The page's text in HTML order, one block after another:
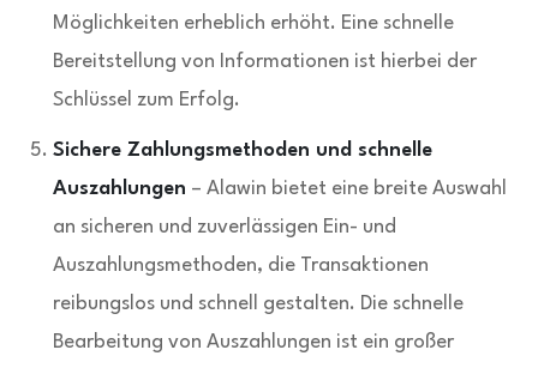
Möglichkeiten erheblich erhöht. Eine schnelle
Bereitstellung von Informationen ist hierbei der
Schlüssel zum Erfolg.
Sichere Zahlungsmethoden und schnelle
Auszahlungen – Alawin bietet eine breite Auswahl
an sicheren und zuverlässigen Ein- und
Auszahlungsmethoden, die Transaktionen
reibungslos und schnell gestalten. Die schnelle
Bearbeitung von Auszahlungen ist ein großer